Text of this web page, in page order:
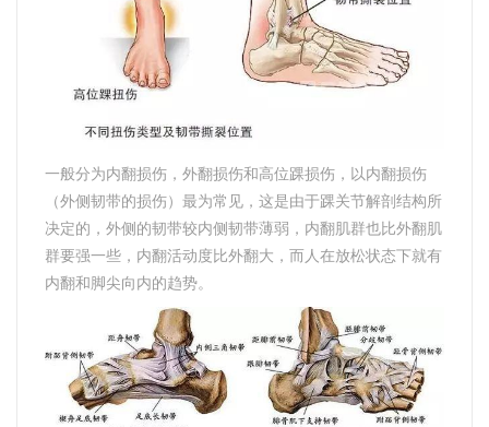
一般分为内翻损伤，外翻损伤和高位踝损伤，以内翻损伤
（外侧韧带的损伤）最为常见，这是由于踝关节解剖结构所
决定的，外侧的韧带较内侧韧带薄弱，内翻肌群也比外翻肌
群要强一些，内翻活动度比外翻大，而人在放松状态下就有
内翻和脚尖向内的趋势。